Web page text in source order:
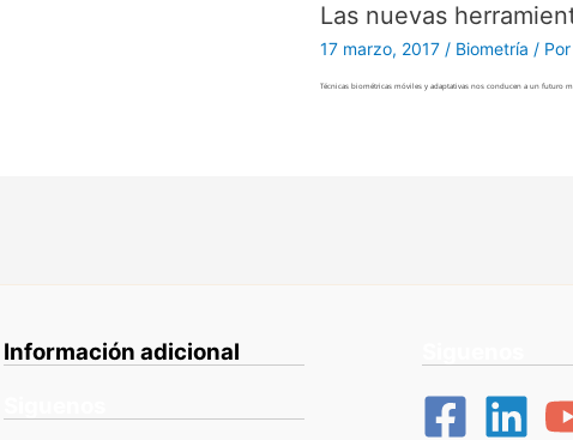
Las nuevas
17 marzo, 2017 / Biometría / Por
Técnicas biométricas móviles y adaptativas nos conducen a un futuro
Información adicional